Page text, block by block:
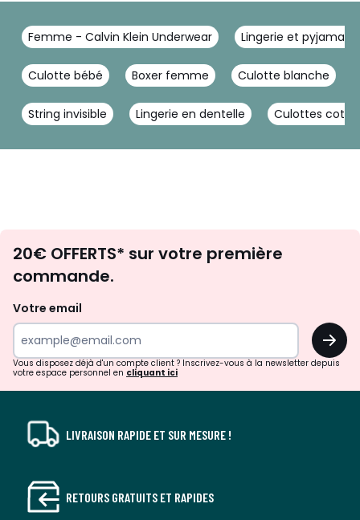
Femme - Calvin Klein Underwear Lingerie et pyjamas
Culotte bébé Boxer femme Culotte blanche
String invisible Lingerie en dentelle Culottes
d'inspirations
surprises?
20€ OFFERTS* sur votre première
commande.
Votre email
OK
Vous disposez déjà d'un compte client ? Inscrivez-vous à la newsletter depuis
votre espace personnel en cliquant ici
LIVRAISON RAPIDE ET SUR MESURE !
RETOURS GRATUITS ET RAPIDES